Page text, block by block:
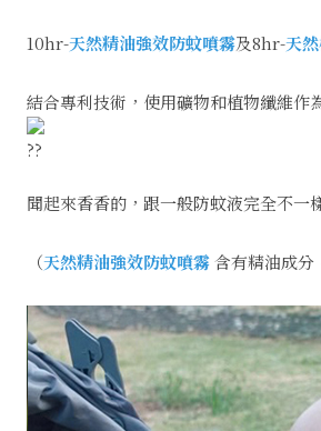
10hr-天然精油強效防蚊噴霧及8hr-天
結合專利技術，使用礦物和植物纖維作
聞起來香香的，跟一般防蚊液完全不一
（天然精油強效防蚊噴霧含有精油成分